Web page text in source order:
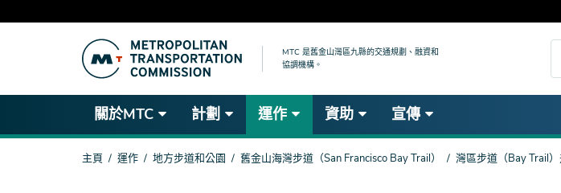
要
容
MTC 是舊金山灣區九縣的交通規劃、融資和
協調機構。
關於MTC 計劃 運作 資助 宣傳
你
主頁 運作 地方步道和公園 舊金山海灣步道（San Francisco Bay Trail） 灣區步道（Bay Trail